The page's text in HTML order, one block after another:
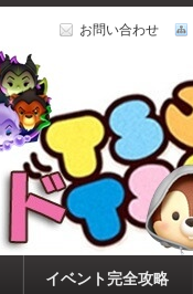
お問い合わせ
イベント完全攻略